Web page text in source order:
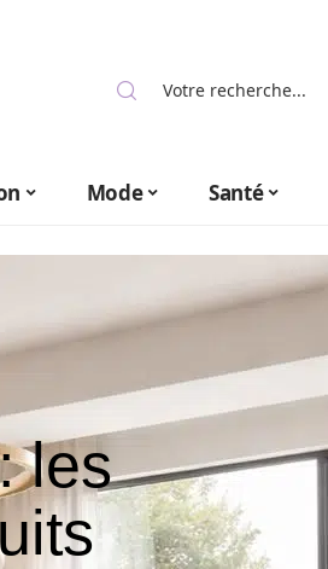
Mode Santé
les